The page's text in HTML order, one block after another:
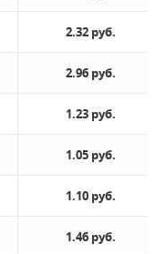
2.32 руб.
2.96 руб.
1.23 руб.
1.05 руб.
1.10 руб.
1.46 руб.